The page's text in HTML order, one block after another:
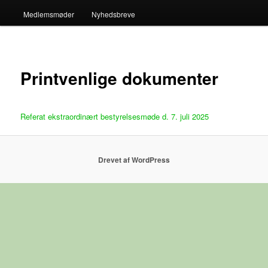
Medlemsmøder Nyhedsbreve
Printvenlige dokumenter
Referat ekstraordinært bestyrelsesmøde d. 7. juli 2025
Drevet af WordPress